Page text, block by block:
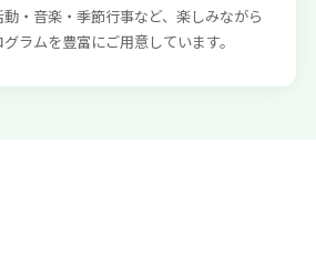
・音楽・季節行事など、楽しみながら
ラムを豊富にご用意しています。